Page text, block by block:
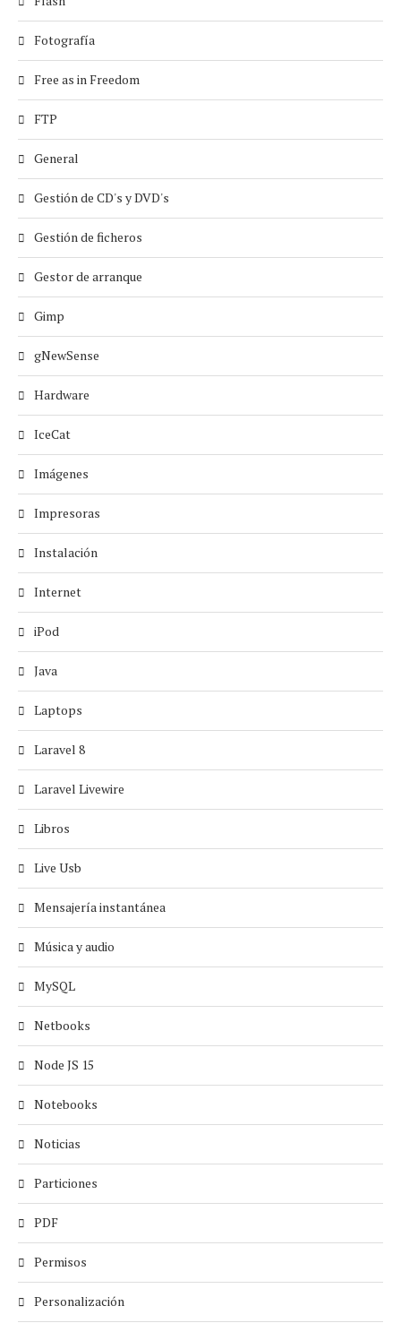
Fotografía
Free as in Freedom
FTP
General
Gestión de CD's y DVD's
Gestión de ficheros
Gestor de arranque
Gimp
gNewSense
Hardware
IceCat
Imágenes
Impresoras
Instalación
Internet
iPod
Java
Laptops
Laravel 8
Laravel Livewire
Libros
Live Usb
Mensajería instantánea
Música y audio
MySQL
Netbooks
Node JS 15
Notebooks
Noticias
Particiones
PDF
Permisos
Personalización